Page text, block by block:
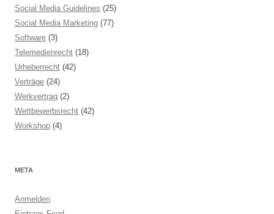
Social Media Guidelines (25)
Social Media Marketing (77)
Software (3)
Telemedienrecht (18)
Urheberrecht (42)
Verträge (24)
Werkvertrag (2)
Wettbewerbsrecht (42)
Workshop (4)
META
Anmelden